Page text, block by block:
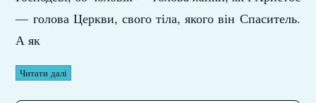
— голова Церкви, свого тіла, якого він Спаситель.
А як
Читати далі